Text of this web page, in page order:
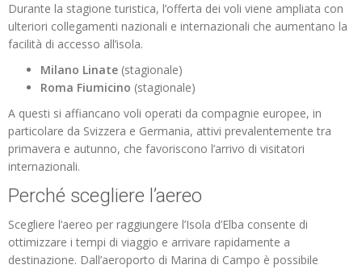
Durante la stagione turistica, l’offerta dei voli viene ampliata con
ulteriori collegamenti nazionali e internazionali che aumentano la
facilità di accesso all’isola.
Milano Linate (stagionale)
Roma Fiumicino (stagionale)
A questi si affiancano voli operati da compagnie europee, in
particolare da Svizzera e Germania, attivi prevalentemente tra
primavera e autunno, che favoriscono l’arrivo di visitatori
internazionali.
Perché scegliere l’aereo
Scegliere l’aereo per raggiungere l’Isola d’Elba consente di
ottimizzare i tempi di viaggio e arrivare rapidamente a
destinazione. Dall’aeroporto di Marina di Campo è possibile